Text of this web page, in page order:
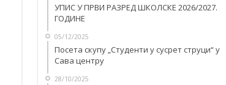
УПИС У ПРВИ РАЗРЕД ШКОЛСКЕ 2026/2027.
ГОДИНЕ
05/12/2025
Посета скупу „Студенти у сусрет струци“ у
Савa центру
28/10/2025